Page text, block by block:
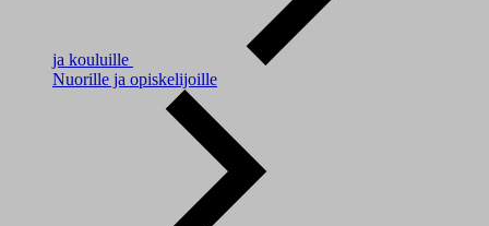
ja kouluille
Nuorille ja opiskelijoille